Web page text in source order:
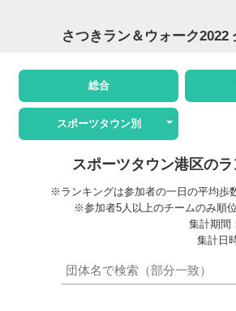
さつきラン＆ウォーク2022
総合
スポーツタウン別
スポーツタウン港区の
※ランキングは参加者の一日の平均歩
※参加者5人以上のチームのみ順
集計期間
集計日